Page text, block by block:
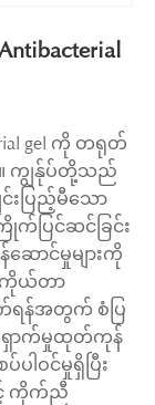
gel ကို တရုတ်
ကျွန်ုပ်တို့သည်
င်းပြည့်မီသော
က်ပြင်ဆင်ခြင်း
ောင်မှုများကို
ကိုယ်တာ
န်အတွက် စံပြ
ရှောက်မှုထုတ်ကုန်
ပါဝင်မှုရှိပြီး
င့် ကိုက်ညီ